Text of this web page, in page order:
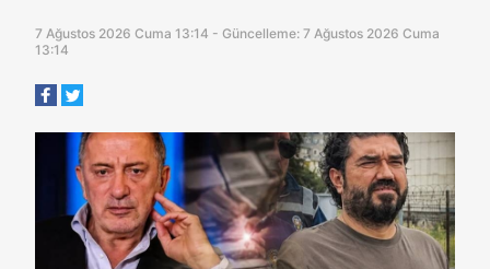
7 Ağustos 2026 Cuma 13:14 - Güncelleme: 7 Ağustos 2026 Cuma
13:14